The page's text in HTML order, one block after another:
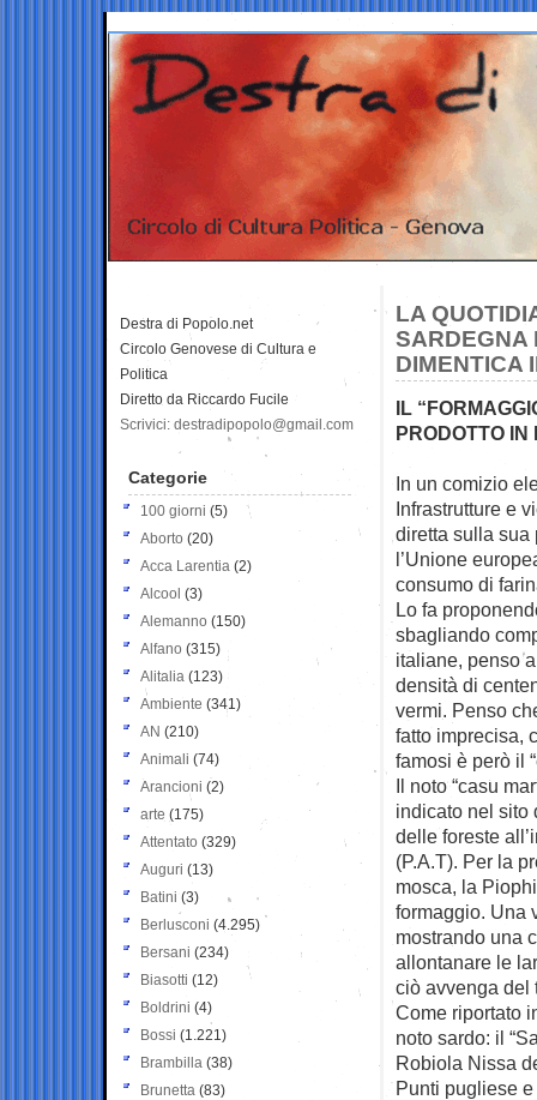
LA
SARDEGNA
DIMENTICA
IL
PRODOTTO IN
In un comizio
Infrastrutture e
diretta sulla sua
l’Unione
consumo di
Lo fa
sbagliando
italiane, penso
densità di
vermi. Penso
fatto imprecisa,
famosi è però il
Il noto “casu
indicato nel sito
delle foreste
(P.A.T). Per la
mosca, la
formaggio. Una
mostrando una
allontanare le
ciò avvenga del
Come riportato
noto sardo: il
Robiola Nissa
Punti pugliese
Destra di Popolo.net
Circolo Genovese di Cultura e
Politica
Diretto da Riccardo Fucile
Scrivici: destradipopolo@gmail.com
Categorie
100 giorni (5)
Aborto (20)
Acca Larentia (2)
Alcool (3)
Alemanno (150)
Alfano (315)
Alitalia (123)
Ambiente (341)
AN (210)
Animali (74)
Arancioni (2)
arte (175)
Attentato (329)
Auguri (13)
Batini (3)
Berlusconi (4.295)
Bersani (234)
Biasotti (12)
Boldrini (4)
Bossi (1.221)
Brambilla (38)
Brunetta (83)